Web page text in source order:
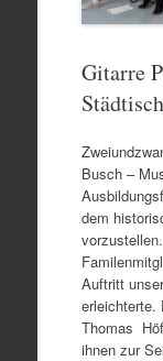
Gitarre
Busch –
dem
Auftritt
Thomas
ihnen zur